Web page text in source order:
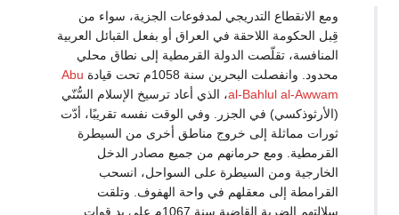
ومع الانقطاع التدريجي لمدفوعات الجزية، سواء من
قِبل الحكومة اللاحقة في العراق أو بفعل القبائل العربية
المنافسة، تقلّصت الدولة القرمطية إلى نطاق محلي
محدود. وانفصلت البحرين سنة 1058م تحت قيادة
Abu
al-Bahlul al-Awwam، الذي أعاد ترسيخ الإسلام السُّنّي
(الأرثوذكسي) في الجزر. وفي الوقت نفسه تقريبًا، أدّت
ثورات مماثلة إلى خروج مناطق أخرى من السيطرة
القرمطية. ومع حرمانهم من جميع مصادر الدخل
الخارجية ومن السيطرة على السواحل، انسحب
القرامطة إلى معقلهم في واحة الهفوف. وتلقت
سلالتهم الضربة القاضية سنة 1067م على يد قوات